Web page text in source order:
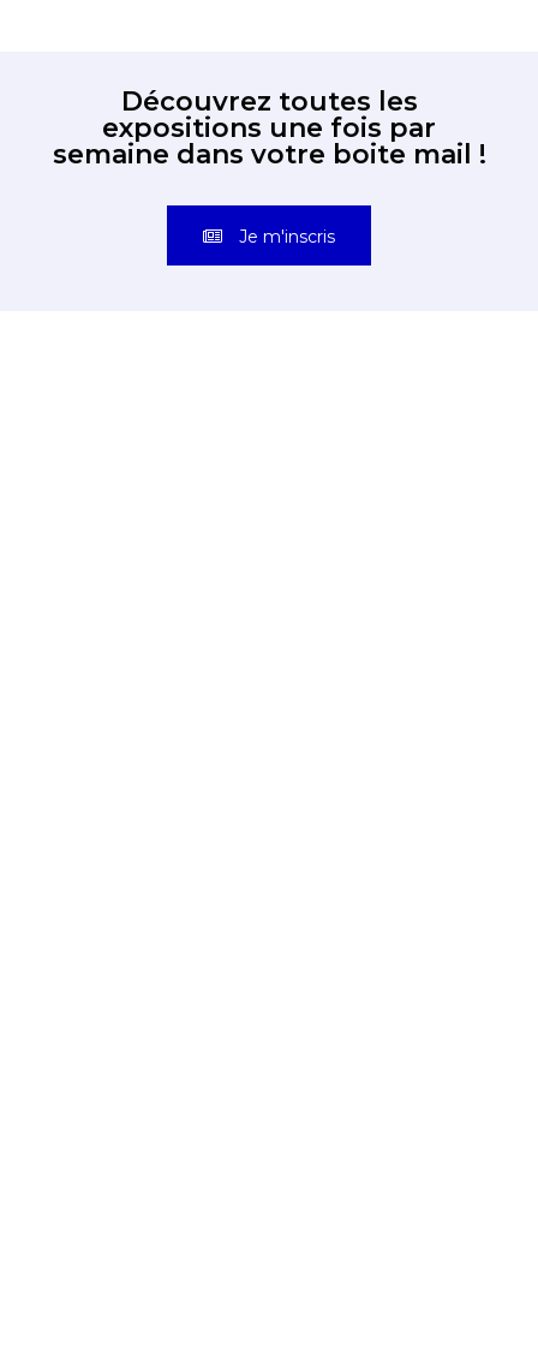
Découvrez toutes les
expositions une fois par
semaine dans votre boite mail !
Je m'inscris